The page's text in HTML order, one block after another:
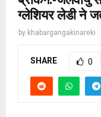
ग्लेशियर लेडी ने
by khabargangakinareki
SHARE 0